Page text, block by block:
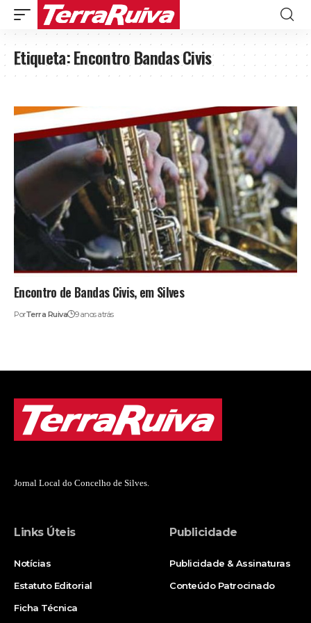
Etiqueta:Encontro Bandas Civis
Encontro de Bandas Civis, em Silves
PorTerra Ruiva 9 anos atrás
Jornal Local do Concelho de Silves.
Links Úteis
Notícias
Estatuto Editorial
Ficha Técnica
Publicidade
Publicidade & Assinaturas
Conteúdo Patrocinado